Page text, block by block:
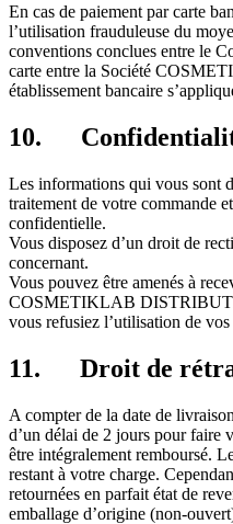
En cas de paiement par carte
l’utilisation frauduleuse du
conventions conclues entre le
carte entre la Société
établissement bancaire
10.
Les informations qui vous sont
traitement de votre commande
confidentielle.
Vous disposez d’un droit de
concernant.
Vous pouvez être amenés à
COSMETIKLAB
vous refusiez l’utilisation de
11. Droit de
A compter de la date de
d’un délai de 2 jours pour faire
être intégralement remboursé.
restant à votre charge.
retournées en parfait état de
emballage d’origine (non-